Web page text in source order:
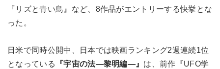
『リズと青い鳥』など、8作品がエントリーする快挙とな
った。
日米で同時公開中、日本では映画ランキング2週連続1位
となっている
『宇宙の法―黎明編―』 は、前作『UFO学